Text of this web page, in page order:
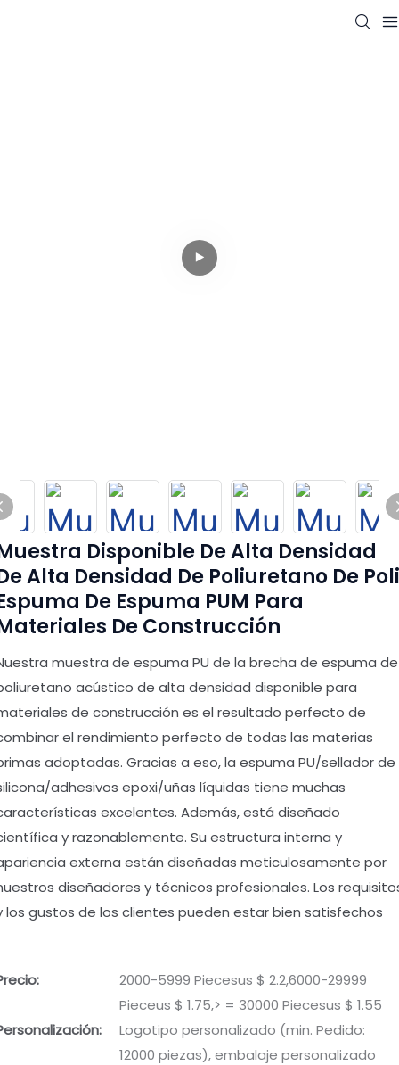
Disponible De Alta Densidad
Alta Densidad De Poliuretano De Poli
De Espuma PUM Para
De Construcción
muestra de espuma PU de la brecha de espuma de
acústico de alta densidad disponible para
de construcción es el resultado perfecto de
el rendimiento perfecto de todas las materias
adoptadas. Gracias a eso, la espuma PU/sellador de
adhesivos epoxi/uñas líquidas tiene muchas
excelentes. Además, está diseñado
y razonablemente. Su estructura interna y
externa están diseñadas meticulosamente por
diseñadores y técnicos profesionales. Los
los gustos de los clientes pueden estar bien satisfechos
2000-5999 Piecesus $ 2.2,6000-29999
Pieceus $ 1.75,> = 30000 Piecesus $ 1.55
Logotipo personalizado (min. Pedido:
12000 piezas), embalaje personalizado